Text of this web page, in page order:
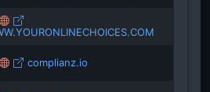
complianz.io